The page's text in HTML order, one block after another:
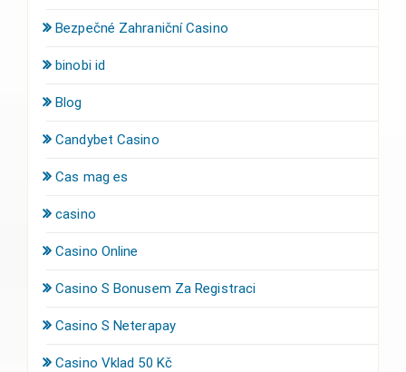
Bezpečné Zahraniční Casino
binobi id
Blog
Candybet Casino
Cas mag es
casino
Casino Online
Casino S Bonusem Za Registraci
Casino S Neterapay
Casino Vklad 50 Kč